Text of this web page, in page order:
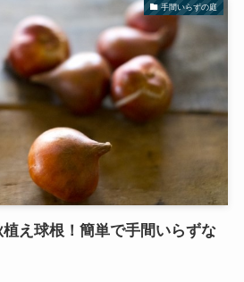
手間いらずの庭
え球根！簡単で手間いらずな